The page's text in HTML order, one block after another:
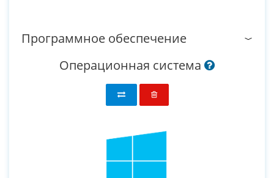
Программное обеспечение
Операционная система